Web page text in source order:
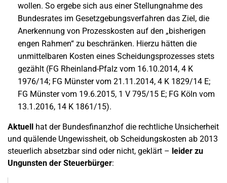
wollen. So ergebe sich aus einer Stellungnahme des
Bundesrates im Gesetzgebungsverfahren das Ziel, die
Anerkennung von Prozesskosten auf den „bisherigen
engen Rahmen“ zu beschränken. Hierzu hätten die
unmittelbaren Kosten eines Scheidungsprozesses stets
gezählt (FG Rheinland-Pfalz vom 16.10.2014, 4 K
1976/14; FG Münster vom 21.11.2014, 4 K 1829/14 E;
FG Münster vom 19.6.2015, 1 V 795/15 E; FG Köln vom
13.1.2016, 14 K 1861/15).
Aktuell hat der Bundesfinanzhof die rechtliche Unsicherheit
und quälende Ungewissheit, ob Scheidungskosten ab 2013
steuerlich absetzbar sind oder nicht, geklärt – leider zu
Ungunsten der Steuerbürger: